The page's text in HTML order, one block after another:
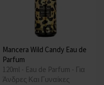
Mancera Wild Candy Eau de
Parfum
120ml - Eau de Parfum - Για
Άνδρες Και Γυναίκες